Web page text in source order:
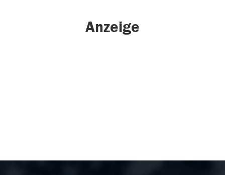
Anzeige